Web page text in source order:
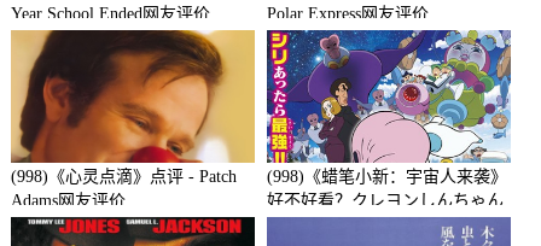
Year School Ended网友评价
Polar Express网友评价
(998)《心灵点滴》点评 - Patch
Adams网友评价
(998)《蜡笔小新：宇宙人来袭》
好不好看？クレヨンしんちゃん
襲来!!宇宙人シリリ观众点评及